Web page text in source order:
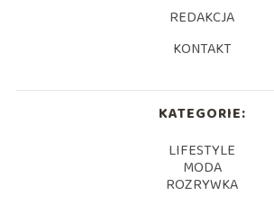
REDAKCJA
KONTAKT
KATEGORIE:
LIFESTYLE
MODA
ROZRYWKA